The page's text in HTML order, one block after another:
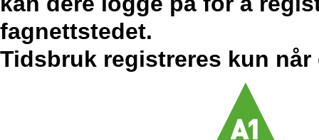
fagnettstedet.
Tidsbruk registreres kun når